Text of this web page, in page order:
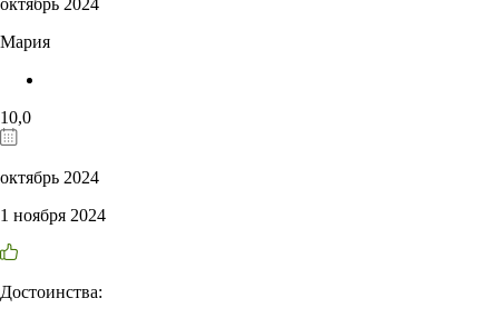
Мария
10,0
октябрь 2024
1 ноября 2024
Достоинства: